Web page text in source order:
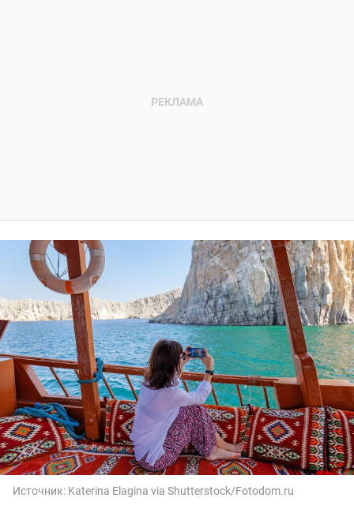
Источник: Katerina Elagina via Shutterstock/Fotodom.ru